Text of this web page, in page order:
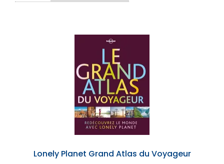
Lonely Planet Grand Atlas du Voyageur